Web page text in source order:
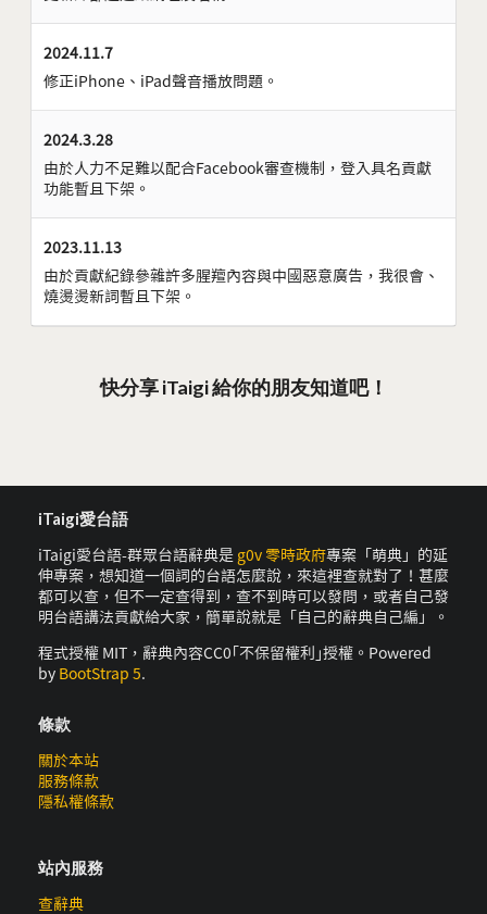
2024.11.7
修正iPhone、iPad聲音播放問題。
2024.3.28
由於人力不足難以配合Facebook審查機制，登入具名貢獻
功能暫且下架。
2023.11.13
由於貢獻紀錄參雜許多腥羶內容與中國惡意廣告，我很會、
燒燙燙新詞暫且下架。
快分享 iTaigi 給你的朋友知道吧！
iTaigi愛台語
iTaigi愛台語-群眾台語辭典是 g0v 零時政府專案「萌典」的延
伸專案，想知道一個詞的台語怎麼說，來這裡查就對了！甚麼
都可以查，但不一定查得到，查不到時可以發問，或者自己發
明台語講法貢獻給大家，簡單說就是「自己的辭典自己編」。
程式授權 MIT，辭典內容CC0｢不保留權利｣授權。Powered
by BootStrap 5.
條款
關於本站
服務條款
隱私權條款
站內服務
查辭典